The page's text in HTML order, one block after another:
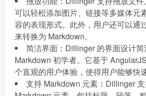
可以轻松添加图片、链接等多媒体元
容的表现形式。此外，用户还可以通
来转换为 Markdown。
简洁界面：Dillinger 的界面设计
Markdown 初学者。它基于
个直观的用户体验，使得用户能够快
支持 Markdown 元素：Dillinger